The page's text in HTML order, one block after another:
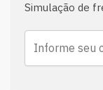
Simulação de